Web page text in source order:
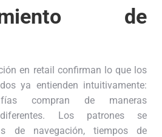
de
en retail confirman lo que los
ya entienden intuitivamente:
compran de maneras
diferentes. Los patrones se
de navegación, tiempos de